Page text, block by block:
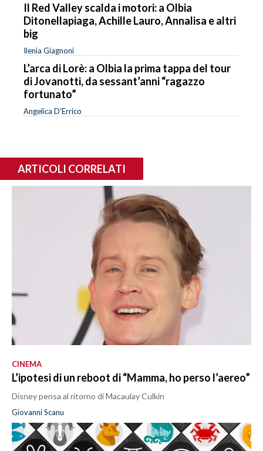
Il Red Valley scalda i motori: a Olbia
Ditonellapiaga, Achille Lauro, Annalisa e altri
big
Ilenia Giagnoni
L’arca di Lorè: a Olbia la prima tappa del tour
di Jovanotti, da sessant’anni “ragazzo
fortunato”
Angelica D'Errico
ARTICOLI CORRELATI
CINEMA
L’ipotesi di un reboot di “Mamma, ho perso l’aereo”
Disney pensa al ritorno di Macaulay Culkin
Giovanni Scanu